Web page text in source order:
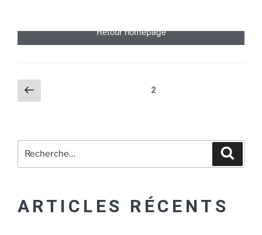
Retour homepage
2
ARTICLES RÉCENTS